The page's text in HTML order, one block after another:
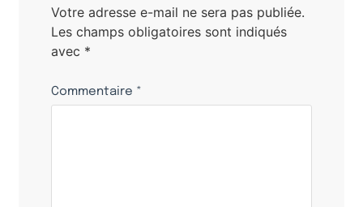
Votre adresse e-mail ne sera pas publiée.
Les champs obligatoires sont indiqués
avec *
Commentaire *